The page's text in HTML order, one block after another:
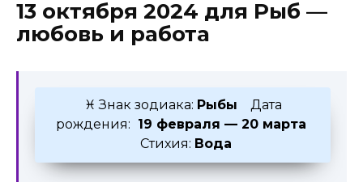
13 октября 2024 для Рыб —
любовь и работа
♓ Знак зодиака: Рыбы Дата
рождения: 19 февраля — 20 марта
Стихия: Вода